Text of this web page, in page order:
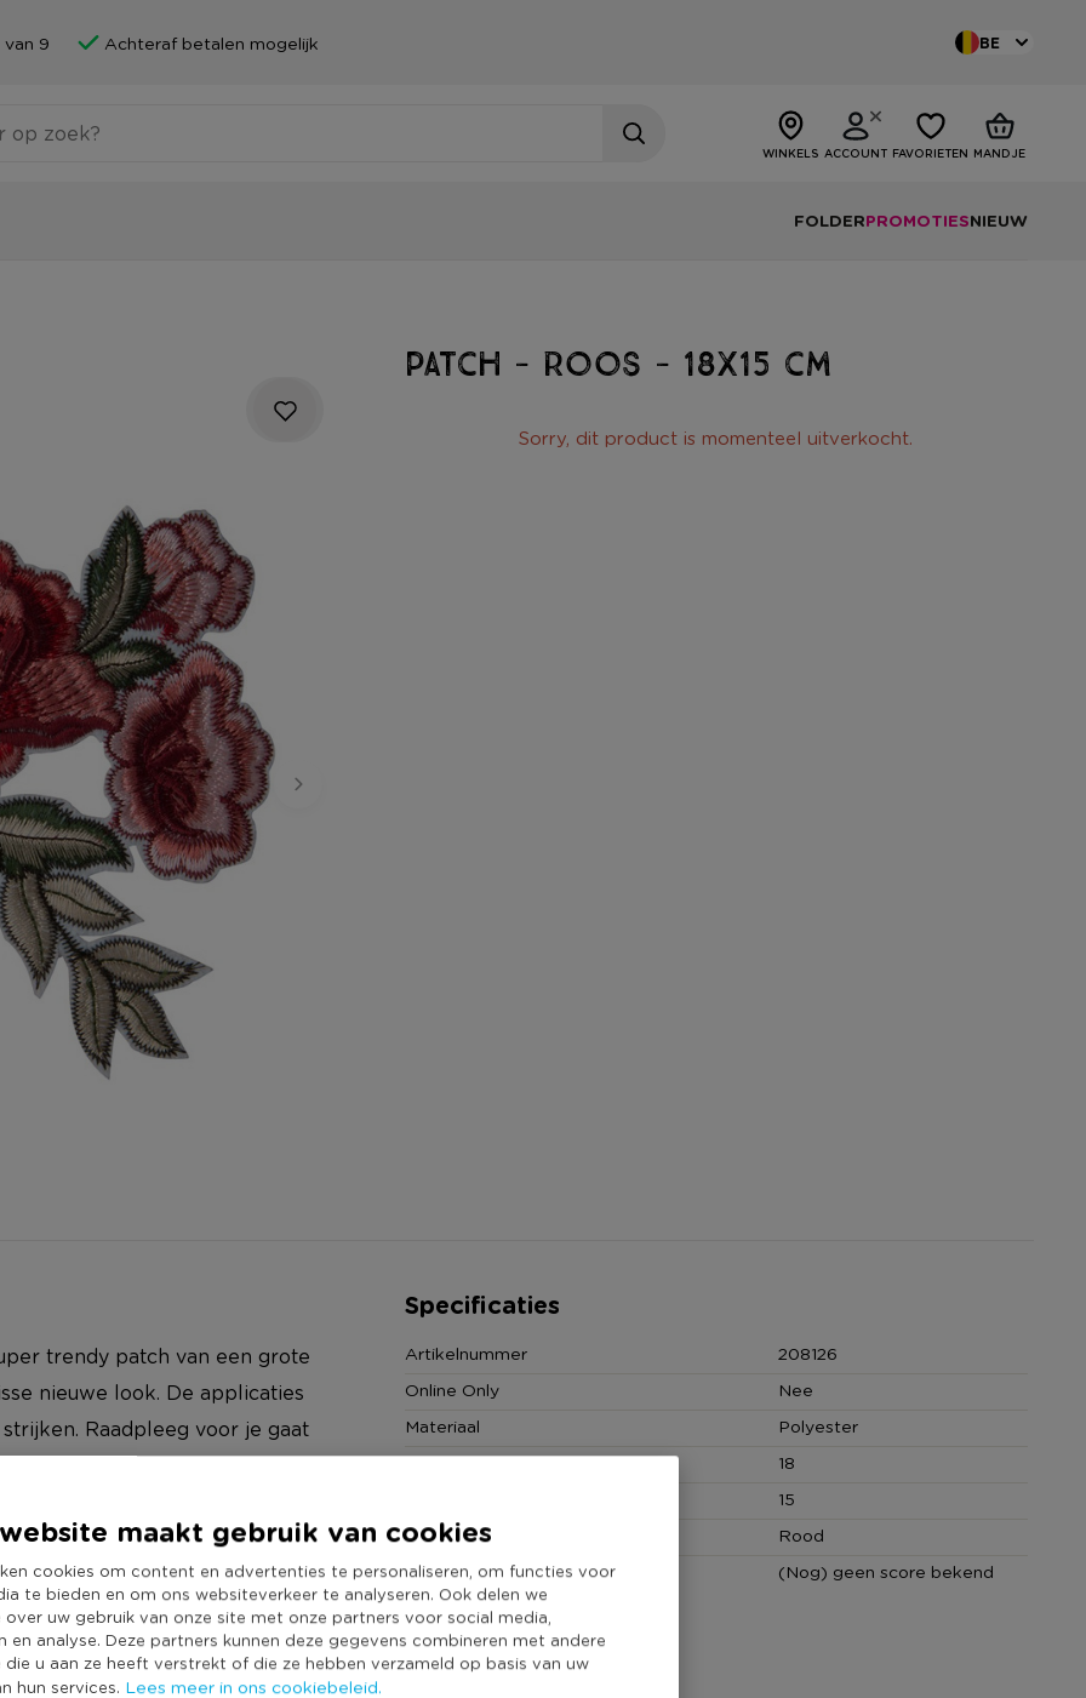
maakt gebruik van cookies
cookies om content en advertenties te personaliseren, om functies voor
te bieden en om ons websiteverkeer te analyseren. Ook delen we
uw gebruik van onze site met onze partners voor social media,
en analyse. Deze partners kunnen deze gegevens combineren met andere
u aan ze heeft verstrekt of die ze hebben verzameld op basis van uw
hun services. Lees meer in ons cookiebeleid.
9 Achteraf betalen mogelijk BE
WINKELS ACCOUNT FAVORIETEN MANDJE
FOLDERPROMOTIESNIEUW
Patch - roos - 18x15 cm
Sorry, dit product is momenteel uitverkocht.
trendy patch van een grote
nieuwe look. De applicaties
Raadpleeg voor je gaat
Specificaties
Artikelnummer
208126
Online Only
Nee
Materiaal
Polyester
Productbreedte (cm)
18
15
Kleur
Rood
Duurzaamheidsscore
(Nog) geen score bekend